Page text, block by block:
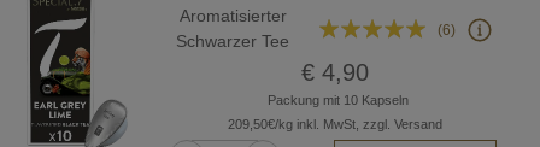
Aromatisierter
Schwarzer Tee
Bewertung:
(6)
€ 4,90
Packung mit 10 Kapseln
209,50€/kg inkl. MwSt, zzgl. Versand